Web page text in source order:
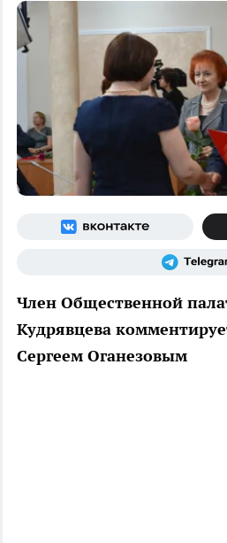
Член Общественной
Кудрявцева
Сергеем Оганезовым